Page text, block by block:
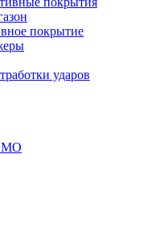
покрытие
ударов
МО